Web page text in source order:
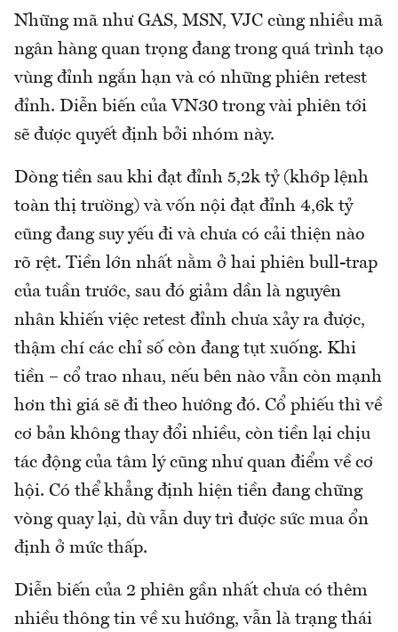
Những mã như GAS, MSN, VJC cùng nhiều mã
ngân hàng quan trọng đang trong quá trình tạo
vùng đỉnh ngắn hạn và có những phiên retest
đỉnh. Diễn biến của VN30 trong vài phiên tới
sẽ được quyết định bởi nhóm này.
Dòng tiền sau khi đạt đỉnh 5,2k tỷ (khớp lệnh
toàn thị trường) và vốn nội đạt đỉnh 4,6k tỷ
cũng đang suy yếu đi và chưa có cải thiện nào
rõ rệt. Tiền lớn nhất nằm ở hai phiên bull-trap
của tuần trước, sau đó giảm dần là nguyên
nhân khiến việc retest đỉnh chưa xảy ra được,
thậm chí các chỉ số còn đang tụt xuống. Khi
tiền – cổ trao nhau, nếu bên nào vẫn còn mạnh
hơn thì giá sẽ đi theo hướng đó. Cổ phiếu thì về
cơ bản không thay đổi nhiều, còn tiền lại chịu
tác động của tâm lý cũng như quan điểm về cơ
hội. Có thể khẳng định hiện tiền đang chững
vòng quay lại, dù vẫn duy trì được sức mua ổn
định ở mức thấp.
Diễn biến của 2 phiên gần nhất chưa có thêm
nhiều thông tin về xu hướng, vẫn là trạng thái